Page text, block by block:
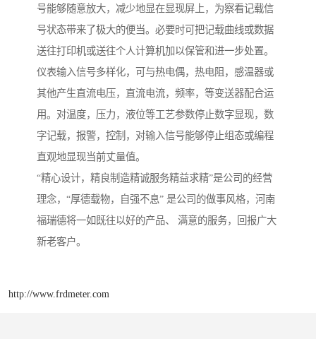
号能够随意放大，减少地显在显现屏上，为察看记载信
号状态带来了极大的便当。必要时可把记载曲线或数据
送往打印机或送往个人计算机加以保管和进一步处置。
仪表输入信号多样化，可与热电偶，热电阻，感温器或
其他产生直流电压，直流电流，频率，等变送器配合运
用。对温度，压力，液位等工艺参数停止数字显现，数
字记载，报警，控制，对输入信号能够停止组态或编程
直观地显现当前丈量值。
“精心设计，精良制造精诚服务精益求精”是公司的经营
理念，“厚德载物，自强不息” 是公司的做事风格，河南
福瑞德将一如既往以好的产品、 满意的服务，回报广大
新老客户。
http://www.frdmeter.com